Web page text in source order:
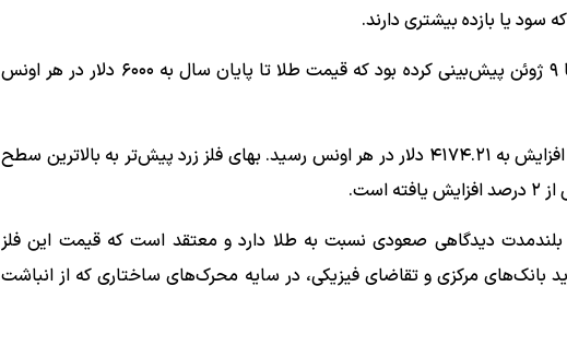
یا بازده بیشتری دارند.
پیش‌بینی تازه جی‌پی مورگان در حالی است که این بانک تا ۹ ژوئن پیش‌بینی کرده بود که قیمت طلا تا پایان سال به ۶۰۰۰ دلار در هر اونس
قیمت لحظه‌ای (نقدی) طلا در معاملات دیروز با ۱.۳ درصد افزایش به ۴۱۷۴.۲۱ دلار در هر اونس رسید. بهای فلز زرد پیش‌تر به بالاترین سطح
بلندمدت دیدگاهی صعودی نسبت به طلا دارد و معتقد است که قیمت این فلز
دهد، زیرا خرید بانک‌های مرکزی و تقاضای فیزیکی، در سایه محرک‌های ساختاری که از انباشت